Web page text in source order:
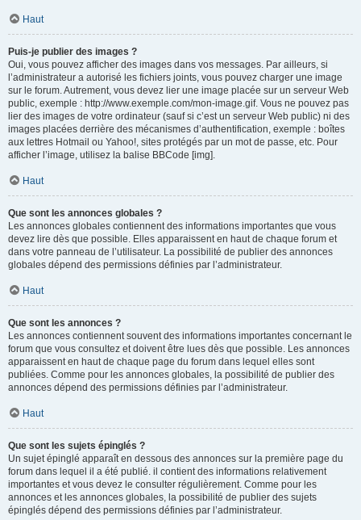
Haut
Puis-je publier des images ?
Oui, vous pouvez afficher des images dans vos messages. Par ailleurs, si
l’administrateur a autorisé les fichiers joints, vous pouvez charger une image
sur le forum. Autrement, vous devez lier une image placée sur un serveur Web
public, exemple : http://www.exemple.com/mon-image.gif. Vous ne pouvez pas
lier des images de votre ordinateur (sauf si c’est un serveur Web public) ni des
images placées derrière des mécanismes d’authentification, exemple : boîtes
aux lettres Hotmail ou Yahoo!, sites protégés par un mot de passe, etc. Pour
afficher l’image, utilisez la balise BBCode [img].
Haut
Que sont les annonces globales ?
Les annonces globales contiennent des informations importantes que vous
devez lire dès que possible. Elles apparaissent en haut de chaque forum et
dans votre panneau de l’utilisateur. La possibilité de publier des annonces
globales dépend des permissions définies par l’administrateur.
Haut
Que sont les annonces ?
Les annonces contiennent souvent des informations importantes concernant le
forum que vous consultez et doivent être lues dès que possible. Les annonces
apparaissent en haut de chaque page du forum dans lequel elles sont
publiées. Comme pour les annonces globales, la possibilité de publier des
annonces dépend des permissions définies par l’administrateur.
Haut
Que sont les sujets épinglés ?
Un sujet épinglé apparaît en dessous des annonces sur la première page du
forum dans lequel il a été publié. il contient des informations relativement
importantes et vous devez le consulter régulièrement. Comme pour les
annonces et les annonces globales, la possibilité de publier des sujets
épinglés dépend des permissions définies par l’administrateur.